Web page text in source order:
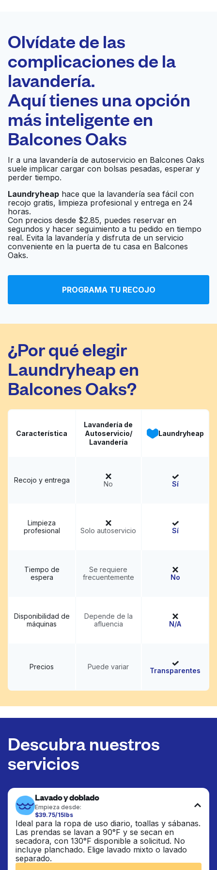
Laundryheap.com
Programa tu recogida
0 min
Recojo y entrega
casa
Abierto 24/7
Jack Brown Cleaners Ir al sitio web
Geo Laundry Ir al sitio web
Friendly Laundry Ir al sitio web
Olvídate de las
complicaciones de la
lavandería.
Aquí tienes una opción
más inteligente en
Balcones Oaks
Ir a una lavandería de autoservicio en Balcones Oaks
suele implicar cargar con bolsas pesadas, esperar y
perder tiempo.
Laundryheap hace que la lavandería sea fácil con
recojo gratis, limpieza profesional y entrega en 24
horas.
Con precios desde $2.85, puedes reservar en
segundos y hacer seguimiento a tu pedido en tiempo
real. Evita la lavandería y disfruta de un servicio
conveniente en la puerta de tu casa en Balcones
Oaks.
PROGRAMA TU RECOJO
¿Por qué elegir
Laundryheap en
Balcones Oaks?
Característica
Lavandería de
Autoservicio/
Lavandería
Laundryheap
Recojo y entrega No Sí
Limpieza
profesional
Solo autoservicio Sí
Tiempo de
espera
Se requiere
frecuentemente
No
Disponibilidad de
máquinas
Depende de la
afluencia
N/A
Precios Puede variar Transparentes
Descubra nuestros
servicios
Lavado y doblado
Empieza desde:
$39.75/15lbs
Ideal para la ropa de uso diario, toallas y sábanas.
Las prendas se lavan a 90°F y se secan en
secadora, con 130°F disponible a solicitud. No
incluye planchado. Elige lavado mixto o lavado
separado.